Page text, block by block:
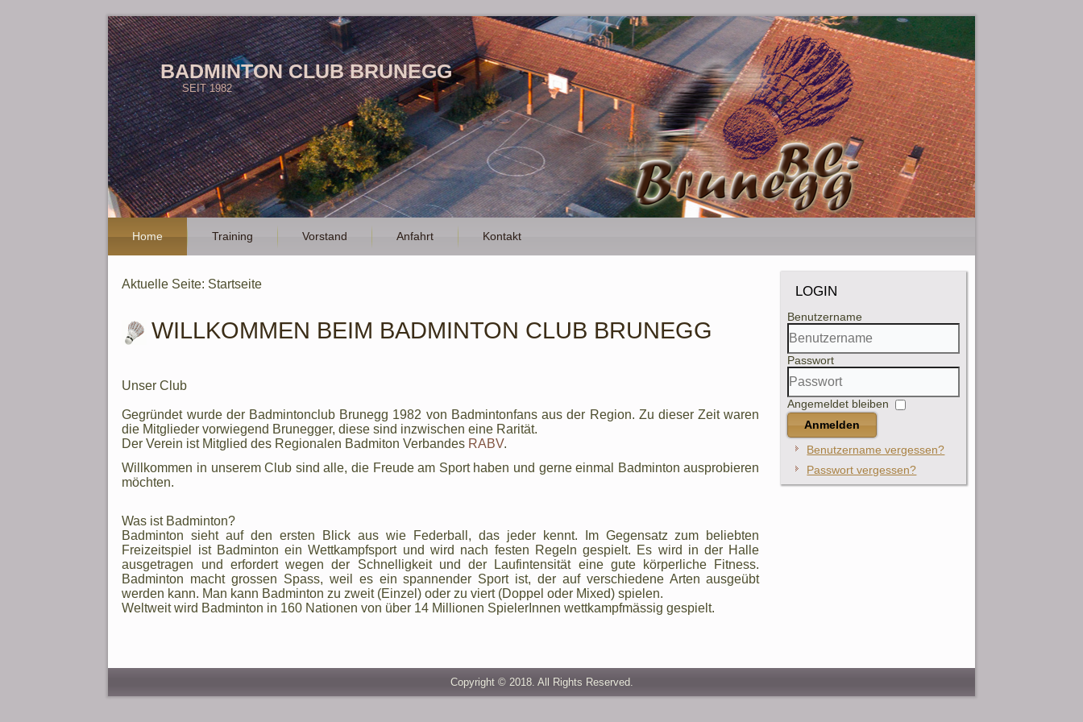
BADMINTON CLUB BRUNEGG
SEIT 1982
Home Training Vorstand Anfahrt Kontakt
Aktuelle Seite: Startseite
WILLKOMMEN BEIM BADMINTON CLUB BRUNEGG
Unser Club
Gegründet wurde der Badmintonclub Brunegg 1982 von Badmintonfans aus der Region. Zu dieser Zeit waren
die Mitglieder vorwiegend Brunegger, diese sind inzwischen eine Rarität.
Der Verein ist Mitglied des Regionalen Badmiton Verbandes RABV.
Willkommen in unserem Club sind alle, die Freude am Sport haben und gerne einmal Badminton ausprobieren
möchten.
Was ist Badminton?
Badminton sieht auf den ersten Blick aus wie Federball, das jeder kennt. Im Gegensatz zum beliebten
Freizeitspiel ist Badminton ein Wettkampfsport und wird nach festen Regeln gespielt. Es wird in der Halle
ausgetragen und erfordert wegen der Schnelligkeit und der Laufintensität eine gute körperliche Fitness.
Badminton macht grossen Spass, weil es ein spannender Sport ist, der auf verschiedene Arten ausgeübt
werden kann. Man kann Badminton zu zweit (Einzel) oder zu viert (Doppel oder Mixed) spielen.
Weltweit wird Badminton in 160 Nationen von über 14 Millionen SpielerInnen wettkampfmässig gespielt.
LOGIN
Benutzername
Passwort
Angemeldet bleiben
Anmelden
Benutzername vergessen?
Passwort vergessen?
Copyright © 2018. All Rights Reserved.